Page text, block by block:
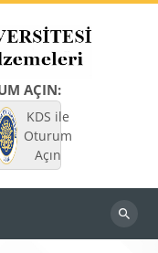
AÇIN:
KDS ile
Oturum
Açın
Dersleri